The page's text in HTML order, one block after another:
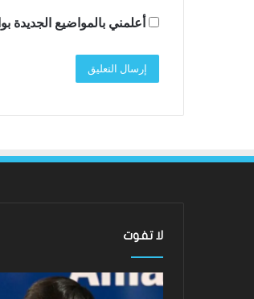
أعلمني بالمواضيع الجديدة
لا تفوت
لقد